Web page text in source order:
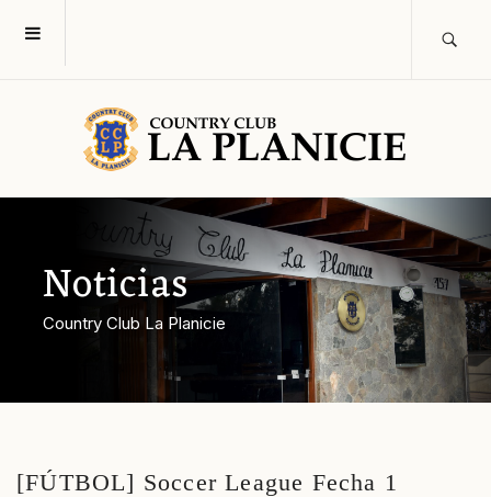
Noticias
Country Club La Planicie
[FÚTBOL] Soccer League Fecha 1